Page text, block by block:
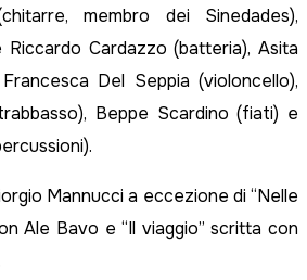
membro dei Sinedades),
Riccardo Cardazzo (batteria), Asita
Del Seppia (violoncello),
Beppe Scardino (fiati) e
Mannucci a eccezione di “Nelle
Ale Bavo e “Il viaggio” scritta con